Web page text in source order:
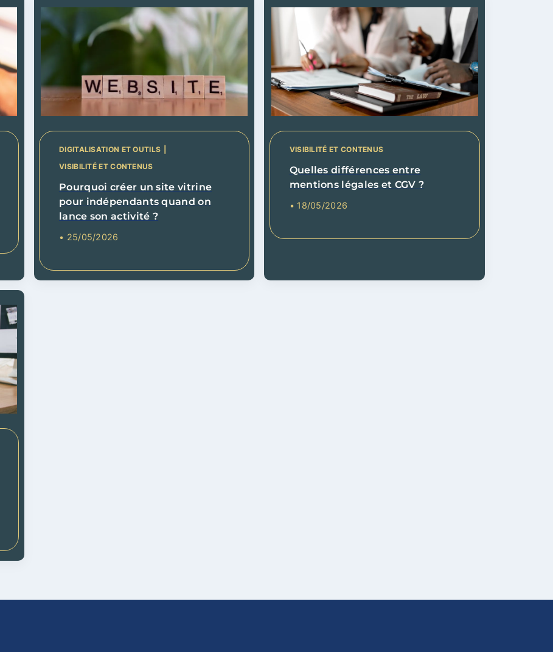
DIGITALISATION ET OUTILS
VISIBILITÉ ET CONTENUS
Pourquoi créer un site vitrine
pour indépendants quand on
lance son activité ?
• 25/05/2026
VISIBILITÉ ET CONTENUS
Quelles différences entre
mentions légales et CGV ?
• 18/05/2026